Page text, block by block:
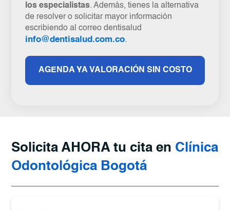
los especialistas. Además, tienes la alternativa
de resolver o solicitar mayor información
escribiendo al correo dentisalud
info@dentisalud.com.co.
AGENDA YA VALORACIÓN SIN COSTO
Solicita AHORA tu cita en Clínica
Odontológica Bogotá